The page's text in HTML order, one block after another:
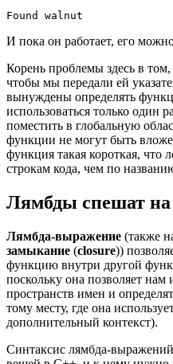
Found walnut
И пока он работает, его
Корень проблемы здесь в том,
чтобы мы передали ей
вынуждены определять
использоваться только один
поместить в глобальную
функции не могут быть
функция такая короткая, что
строкам кода, чем по
Лямбды спешат
Лямбда-выражение (также
замыкание (closure))
функцию внутри другой
поскольку она позволяет нам
пространств имен и
тому месту, где она
дополнительный контекст).
Синтаксис лямбда-